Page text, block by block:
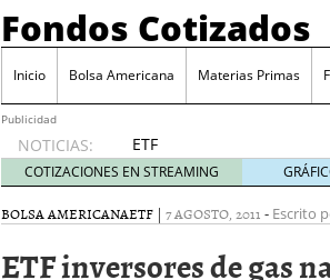
Fondos Cotizados
Inicio Bolsa Americana Materias Primas
Publicidad
NOTICIAS:
ETF
activos:
el
producto
COTIZACIONES EN STREAMING
BOLSA AMERICANAETF | 7 AGOSTO, 2011 - Escrito
ETF inversores de gas